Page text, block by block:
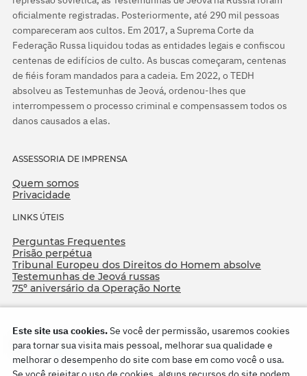
oficialmente registradas. Posteriormente, até 290 mil pessoas
compareceram aos cultos. Em 2017, a Suprema Corte da
Federação Russa liquidou todas as entidades legais e confiscou
centenas de edifícios de culto. As buscas começaram, centenas
de fiéis foram mandados para a cadeia. Em 2022, o TEDH
absolveu as Testemunhas de Jeová, ordenou-lhes que
interrompessem o processo criminal e compensassem todos os
danos causados a elas.
ASSESSORIA DE IMPRENSA
Quem somos
Privacidade
LINKS ÚTEIS
Perguntas Frequentes
Prisão perpétua
Tribunal Europeu dos Direitos do Homem absolve
Testemunhas de Jeová russas
75º aniversário da Operação Norte
Este site usa cookies.Se você der permissão, usaremos cookies
para tornar sua visita mais pessoal, melhorar sua qualidade e
melhorar o desempenho do site com base em como você o usa.